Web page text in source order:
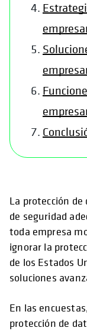
La protección
de seguridad
toda empresa
ignorar la
de los Estados
soluciones
En las
protección de